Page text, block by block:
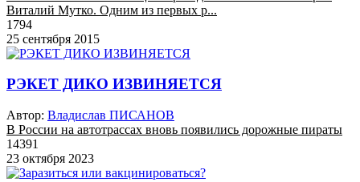
Виталий Мутко. Одним из первых р...
1794
25 сентября 2015
РЭКЕТ ДИКО ИЗВИНЯЕТСЯ
Автор: Владислав ПИСАНОВ
В России на автотрассах вновь появились дорожные пираты
14391
23 октября 2023